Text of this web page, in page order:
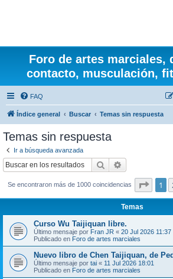
Foro de artes marciales,
contacto, musculación,
FAQ
Índice general Buscar Temas sin respuesta
Temas sin respuesta
Ir a búsqueda avanzada
Buscar
Se encontraron más de 1000 coincidencias 1
Temas
Curso Wu Taijiquan libre.
Último mensaje por Fran JR « 20 Jul 2026 11:37
Publicado en Foro de artes marciales
Nuevo libro de Chen Taijiquan, de
Último mensaje por tai « 11 Jul 2026 18:01
Publicado en Foro de artes marciales